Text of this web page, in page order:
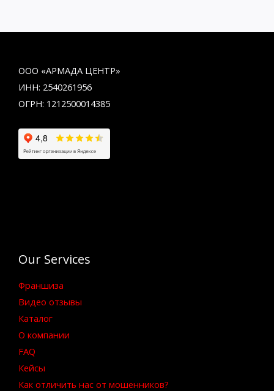
ООО «АРМАДА ЦЕНТР»
ИНН: 2540261956
ОГРН: 1212500014385
Our Services
Франшиза
Видео отзывы
Каталог
О компании
FAQ
Кейсы
Как отличить нас от мошенников?